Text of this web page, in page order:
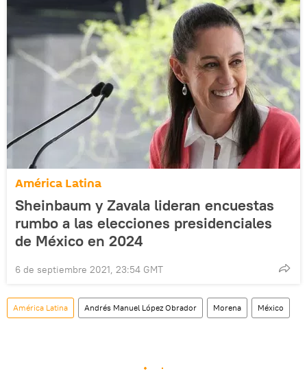
América Latina
Sheinbaum y Zavala lideran encuestas
rumbo a las elecciones presidenciales
de México en 2024
6 de septiembre 2021, 23:54 GMT
América Latina Andrés Manuel López Obrador Morena México